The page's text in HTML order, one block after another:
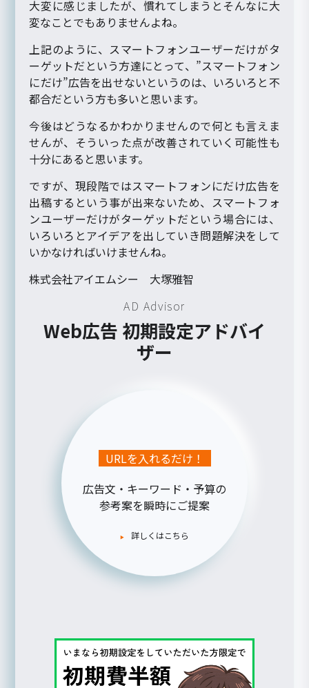
大変に感じましたが、慣れてしまうとそんなに大
変なことでもありませんよね。
上記のように、スマートフォンユーザーだけがタ
ーゲットだという方達にとって、”スマートフォン
にだけ”広告を出せないというのは、いろいろと不
都合だという方も多いと思います。
今後はどうなるかわかりませんので何とも言えま
せんが、そういった点が改善されていく可能性も
十分にあると思います。
ですが、現段階ではスマートフォンにだけ広告を
出稿するという事が出来ないため、スマートフォ
ンユーザーだけがターゲットだという場合には、
いろいろとアイデアを出していき問題解決をして
いかなければいけませんね。
株式会社アイエムシー 大塚雅智
AD Advisor
Web広告 初期設定アドバイ
ザー
URLを入れるだけ！
広告文・キーワード・予算の
参考案を瞬時にご提案
詳しくはこちら